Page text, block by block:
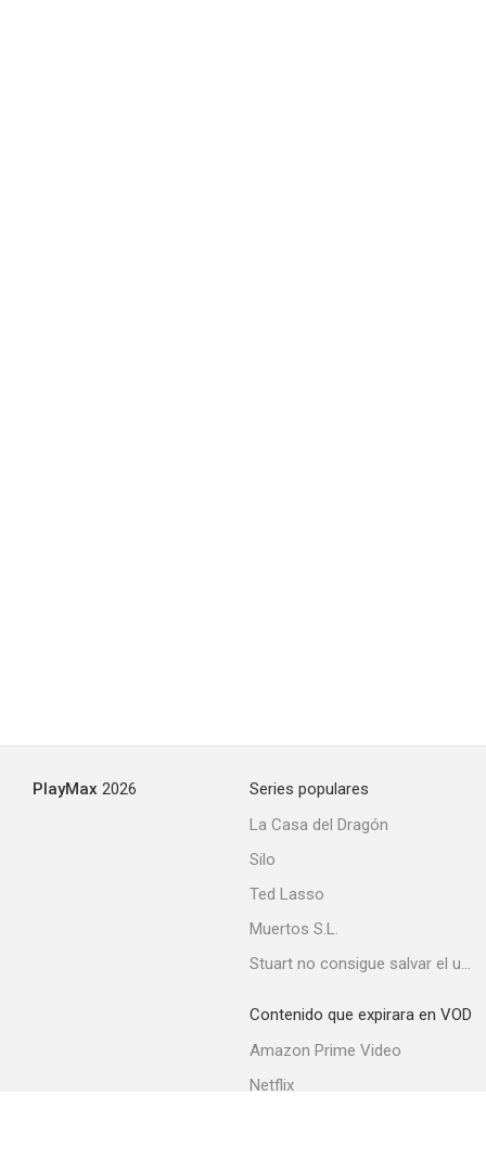
PlayMax 2026
Series populares
La Casa del Dragón
Silo
Ted Lasso
Muertos S.L.
Stuart no consigue salvar el universo
Contenido que expirara en VOD
Amazon Prime Video
Netflix